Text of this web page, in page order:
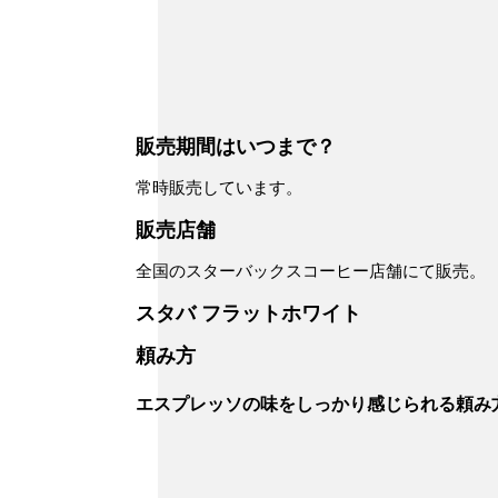
販売期間はいつまで？
常時販売しています。
販売店舗
全国のスターバックスコーヒー店舗にて販売。
スタバ フラットホワイト
頼み方
エスプレッソの味をしっかり感じられる頼み